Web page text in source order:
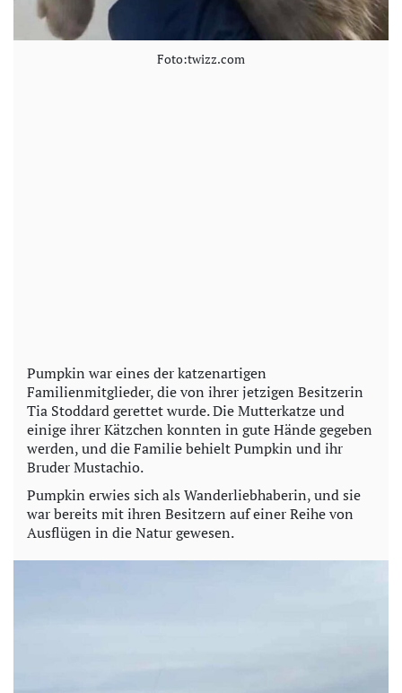
Foto:twizz.com
Pumpkin war eines der katzenartigen
Familienmitglieder, die von ihrer jetzigen Besitzerin
Tia Stoddard gerettet wurde. Die Mutterkatze und
einige ihrer Kätzchen konnten in gute Hände gegeben
werden, und die Familie behielt Pumpkin und ihr
Bruder Mustachio.
Pumpkin erwies sich als Wanderliebhaberin, und sie
war bereits mit ihren Besitzern auf einer Reihe von
Ausflügen in die Natur gewesen.